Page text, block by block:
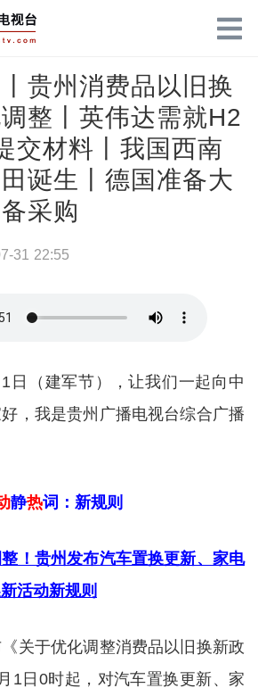
贵州消费品以旧换
整丨英伟达需就H2
交材料丨我国西南
诞生丨德国准备大
采购
31 22:55
日（建军节），让我们一起向中
，我是贵州广播电视台综合广播
静热词：新规则
！贵州发布汽车置换更新、家电
活动新规则
关于优化调整消费品以旧换新政
1日0时起，对汽车置换更新、家